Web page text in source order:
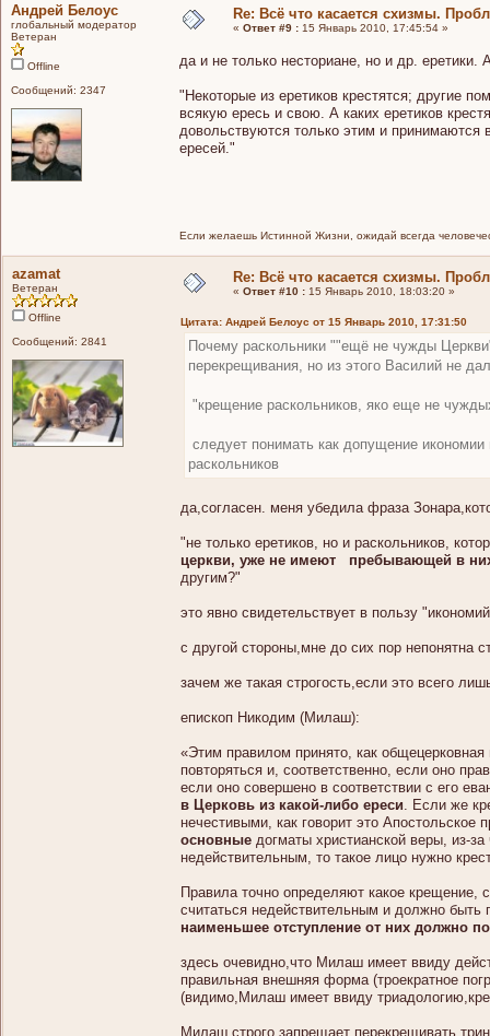
Андрей Белоус
глобальный модератор
Ветеран
Offline
Сообщений: 2347
Re: Всё что касается схизмы.
« Ответ #9 : 15 Январь 2010, 17:45:54 »
да и не только несториане, но и др. еретики.
"Некоторые из еретиков крестятся; другие
всякую ересь и свою. А каких еретиков
довольствуются только этим и
ересей."
Если желаешь Истинной Жизни, ожидай всегда
azamat
Ветеран
Offline
Сообщений: 2841
Re: Всё что касается схизмы.
« Ответ #10 : 15 Январь 2010, 18:03:20 »
Цитата: Андрей Белоус от 15 Январь 2010, 17:31:50
Почему раскольники ""ещё не чужды
перекрещивания, но из этого Василий не
"крещение раскольников, яко еще не
следует понимать как допущение
раскольников
да,согласен. меня убедила фраза
"не только еретиков, но и раскольников,
церкви, уже не имеют пребывающей в них
другим?"
это явно свидетельствует в пользу
с другой стороны,мне до сих пор непонятна
зачем же такая строгость,если это всего
епископ Никодим (Милаш):
«Этим правилом принято, как
повторяться и, соответственно, если оно
если оно совершено в соответствии с его
в Церковь из какой-либо ереси . Если же
нечестивыми, как говорит это Апостольское
основные догматы христианской веры, из-
недействительным, то такое лицо нужно
Правила точно определяют какое
считаться недействительным и должно быть
наименьшее отступление от них должно
здесь очевидно,что Милаш имеет ввиду
правильная внешняя форма (троекратное
(видимо,Милаш имеет ввиду
Милаш строго запрещает перекрещивать